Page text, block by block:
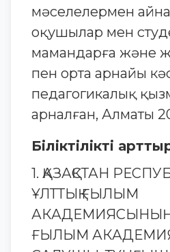
мәселелермен
оқушылар мен
мамандарға және
пен орта арнайы
педагогикалық
арналған, Алматы
Біліктілікті
1. ҚАЗАҚСТАН
ҰЛТТЫҚ ҒЫЛЫМ
АКАДЕМИЯСЫНЫҢ
ҒЫЛЫМ